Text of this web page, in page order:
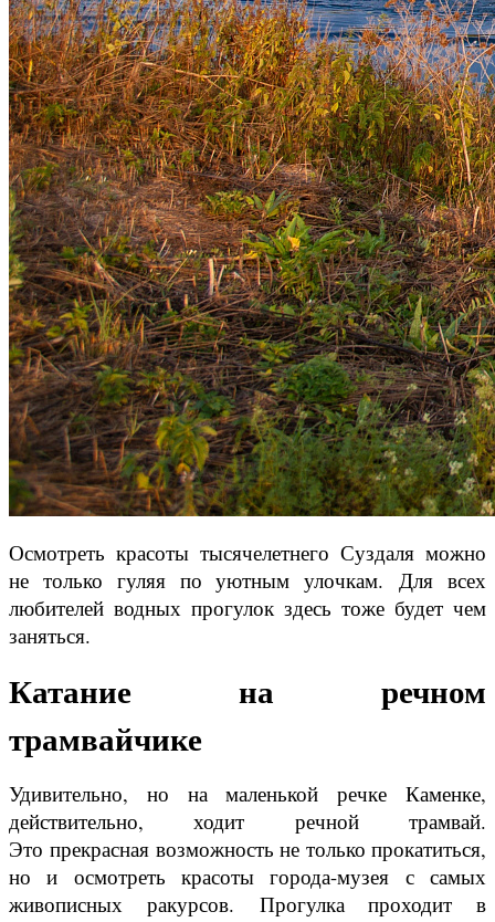
Осмотреть красоты тысячелетнего Суздаля можно
не только гуляя по уютным улочкам.Для всех
любителей водных прогулок здесь тоже будет чем
заняться.
Катание на речном
трамвайчике
Удивительно, но на маленькой речке Каменке,
действительно, ходит речной трамвай.
Этопрекрасная возможность не только прокатиться,
но и осмотреть красоты города-музея с самых
живописных ракурсов. Прогулка проходит в